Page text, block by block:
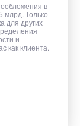
в
млрд. Только
для других
и
как клиента.